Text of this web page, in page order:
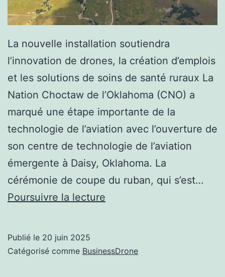
La nouvelle installation soutiendra
l’innovation de drones, la création d’emplois
et les solutions de soins de santé ruraux La
Nation Choctaw de l’Oklahoma (CNO) a
marqué une étape importante de la
technologie de l’aviation avec l’ouverture de
son centre de technologie de l’aviation
émergente à Daisy, Oklahoma. La
cérémonie de coupe du ruban, qui s’est…
Poursuivre la lecture
Aviation
Publié le 20 juin 2025
Catégorisé comme BusinessDrone